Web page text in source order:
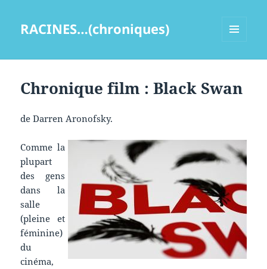
RACINES…(chroniques)
Chronique film : Black Swan
de Darren Aronofsky.
Comme la
plupart
des gens
dans la
salle
(pleine et
féminine)
du
cinéma,